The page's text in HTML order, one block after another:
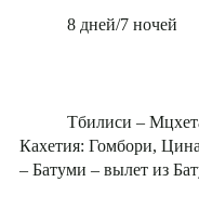
8 дней/7 ночей
Тбилиси –
Кахетия: Гомбори,
– Батуми – вылет из